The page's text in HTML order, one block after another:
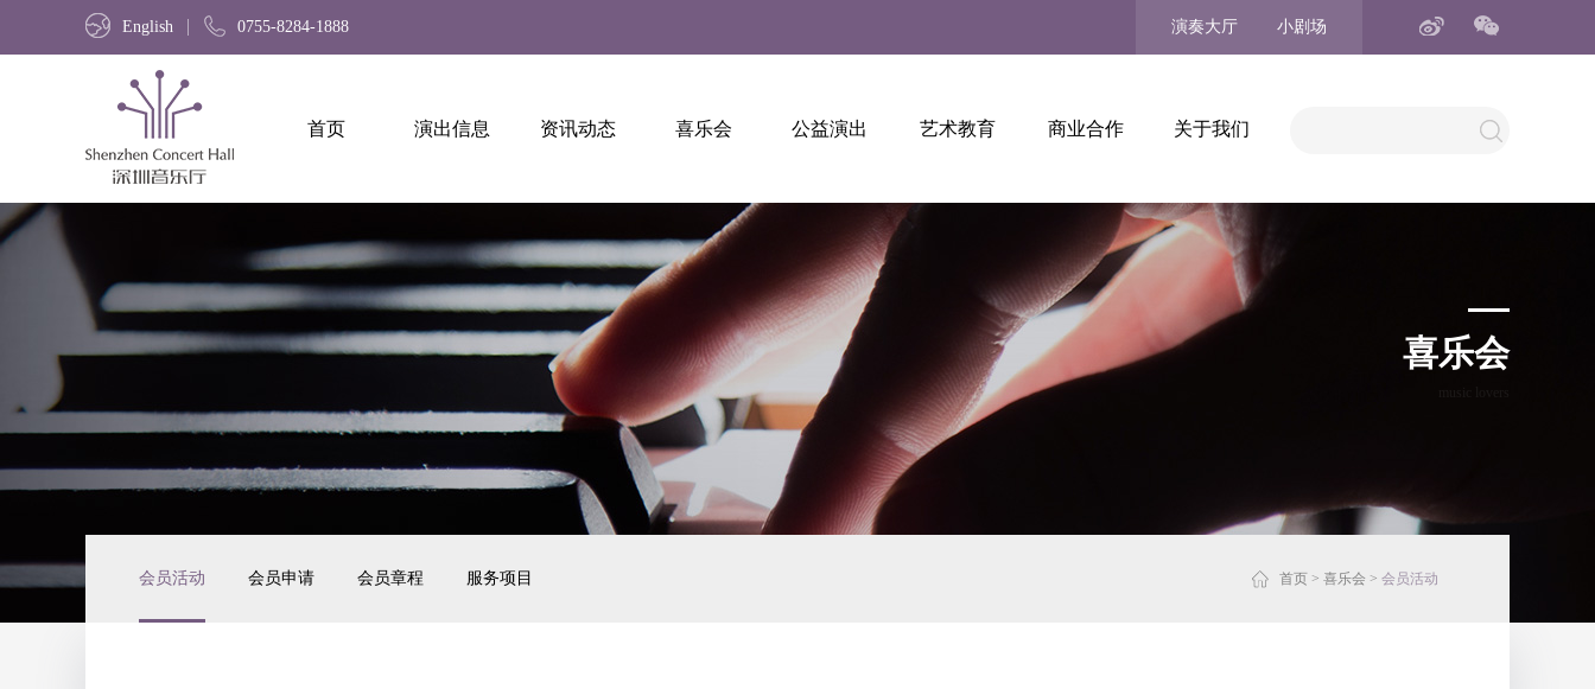
English 0755-8284-1888 演奏大厅 小剧场
首页 演出信息 资讯动态 喜乐会 公益演出 艺术教育 商业合作 关于我们
喜乐会
会员活动 会员申请 会员章程 服务项目 首页 > 喜乐会 > 会员活动